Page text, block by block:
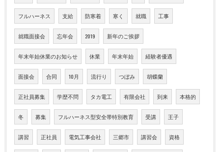
フルハーネス 支給 防寒着 寒く 就職 工事
就職面接会 忘年会 2019 新年のご挨拶
年末年始休業のお知らせ 休業 年末年始 経験者優遇
面接会 合同 10月 流行り つぼみ 胡蝶蘭
正社員募集 学歴不問 タカ電工 有限会社 到来 本格的
冬 募集 フルハーネス型安全帯特別教育 受講 王子
講習 正社員 電気工事会社 三郷市 講習会 資格